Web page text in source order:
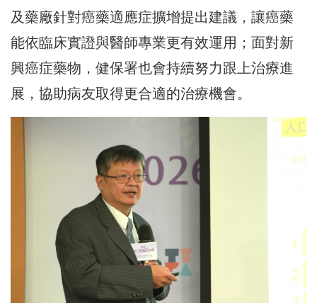
及藥廠針對癌藥適應症擴增提出建議，讓癌藥
能依臨床實證與醫師專業更有效運用；面對新
興癌症藥物，健保署也會持續努力跟上治療進
展，協助病友取得更合適的治療機會。